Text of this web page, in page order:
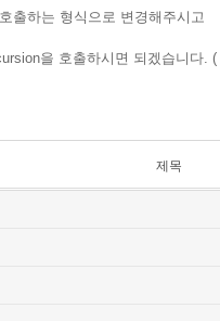
출하는 형식으로 변경해주시고
을 호출하시면 되겠습니다.
제목